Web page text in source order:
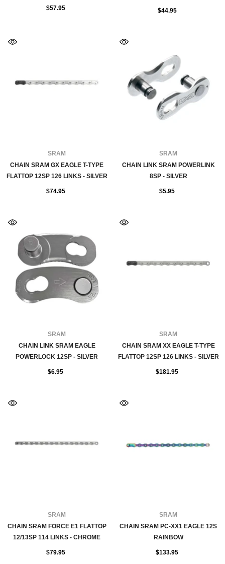
BLACK
$57.95 $44.95
FOURNISSEUR:SRAM
CHAIN SRAM GX EAGLE T-TYPE
FLATTOP 12SP 126 LINKS - SILVER
$74.95
FOURNISSEUR:SRAM
CHAIN LINK SRAM POWERLINK
8SP - SILVER
$5.95
FOURNISSEUR:SRAM
CHAIN LINK SRAM EAGLE
POWERLOCK 12SP - SILVER
$6.95
FOURNISSEUR:SRAM
CHAIN SRAM XX EAGLE T-TYPE
FLATTOP 12SP 126 LINKS - SILVER
$181.95
FOURNISSEUR:SRAM
CHAIN SRAM FORCE E1 FLATTOP
12/13SP 114 LINKS - CHROME
$79.95
FOURNISSEUR:SRAM
CHAIN SRAM PC-XX1 EAGLE 12S
RAINBOW
$133.95